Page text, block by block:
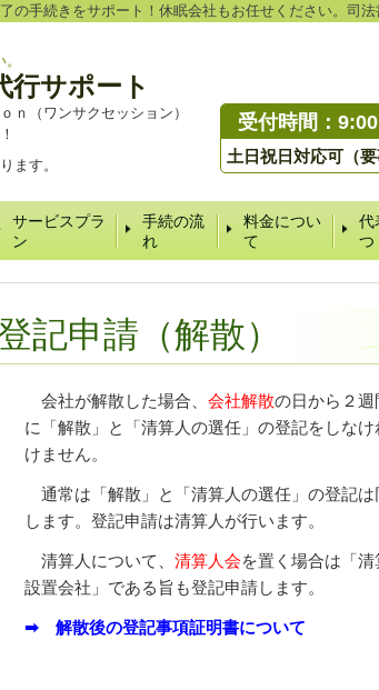
の手続きをサポート！休眠会社もお任せください。司
行サポート
（ワンサクセッション）
ます。
受付時間：
土日祝日対応可（要
サービスプラ
ン
手続の流
れ
料金につい
て
代
つ
記申請（解散）
会社が解散した場合、 会社解散の日から２週
に「解散」と「清算人の選任」の登記をしなけ
けません。
通常は「解散」と「清算人の選任」の登記は
します。登記申請は清算人が行います。
清算人について、 清算人会を置く場合は「清
設置会社」である旨も登記申請します。
➡ 解散後の登記事項証明書について